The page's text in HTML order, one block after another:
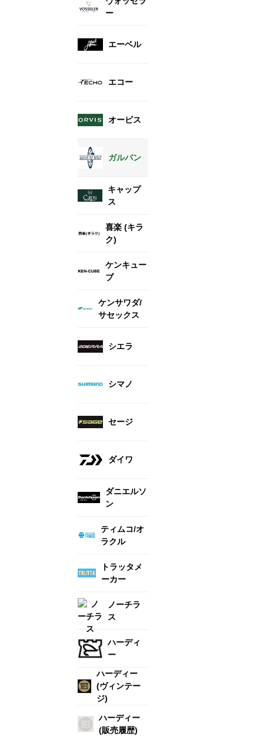
ー
エーベル
エコー
オービス
ガルバン
キャップ
ス
喜楽 (キラ
ク)
ケンキュー
ブ
ケンサワダ/
サセックス
シエラ
シマノ
セージ
ダイワ
ダニエルソ
ン
ティムコ/オ
ラクル
トラッタメ
ーカー
ノーチラ
ス
ハーディ
ー
ハーディー
(ヴィンテー
ジ)
ハーディー
(販売履歴)